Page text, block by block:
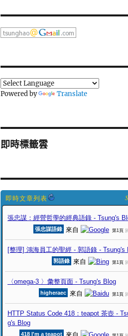
Powered by Translate
即時標籤雲